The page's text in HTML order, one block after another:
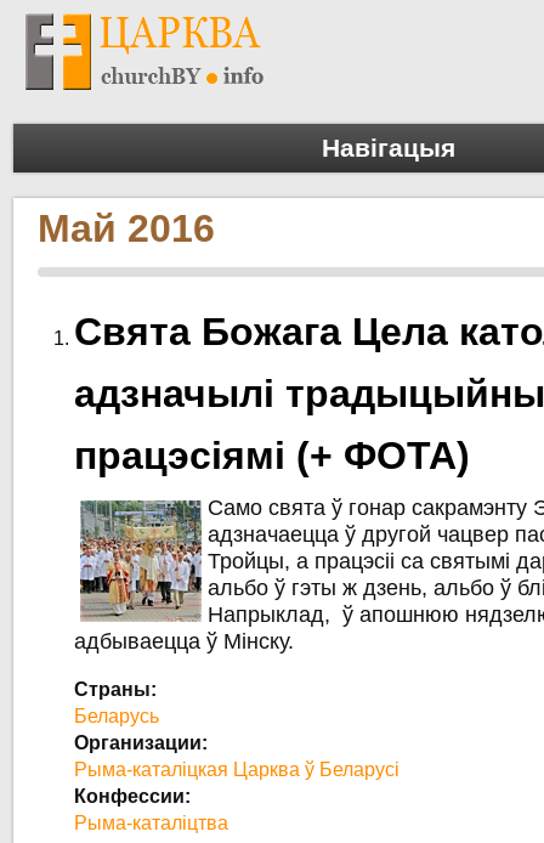
Навігацыя
Май 2016
Свята Божага Цела
адзначылі
працэсіямі (+ ФОТА)
Само свята ў гонар сакрамэнту
адзначаецца ў другой чацвер
Тройцы, а працэсіі са святымі
альбо ў гэты ж дзень, альбо ў
Напрыклад, ў апошнюю нядзелю
адбываецца ў Мінску.
Страны:
Беларусь
Организации:
Рыма-каталіцкая Царква ў Беларусі
Конфессии:
Рыма-каталіцтва